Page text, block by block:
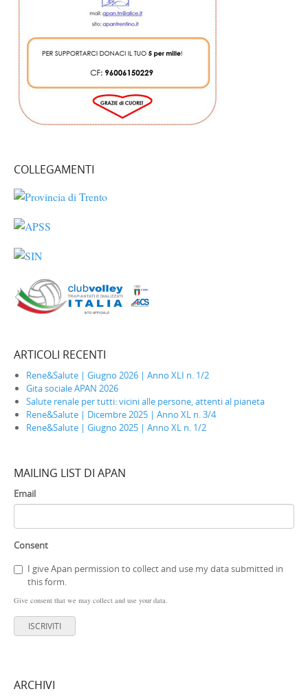
COLLEGAMENTI
ARTICOLI RECENTI
Rene&Salute | Giugno 2026 | Anno XLI n. 1/2
Gita sociale APAN 2026
Salute renale per tutti: vicini alle persone, attenti al pianeta
Rene&Salute | Dicembre 2025 | Anno XL n. 3/4
Rene&Salute | Giugno 2025 | Anno XL n. 1/2
MAILING LIST DI APAN
Email
Consent
I give Apan permission to collect and use my data submitted in
this form.
Give consent that we may collect and use your data.
ISCRIVITI
ARCHIVI